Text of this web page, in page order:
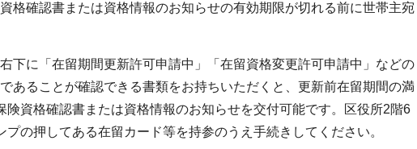
格確認書または資格情報のお知らせの有効期限が切れる前に世帯主宛
下に「在留期間更新許可申請中」「在留資格変更許可申請中」などの
あることが確認できる書類をお持ちいただくと、更新前在留期間の満
資格確認書または資格情報のお知らせを交付可能です。区役所2階6
プの押してある在留カード等を持参のうえ手続きしてください。